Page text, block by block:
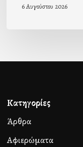
6 Αυγούστου 2026
Κατηγορίες
Άρθρα
Αφιερώματα